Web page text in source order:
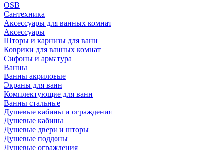
OSB
Сантехника
Аксессуары для ванных комнат
Аксессуары
Шторы и карнизы для ванн
Коврики для ванных комнат
Сифоны и арматура
Ванны
Ванны акриловые
Экраны для ванн
Комплектующие для ванн
Ванны стальные
Душевые кабины и ограждения
Душевые кабины
Душевые двери и шторы
Душевые поддоны
Душевые ограждения